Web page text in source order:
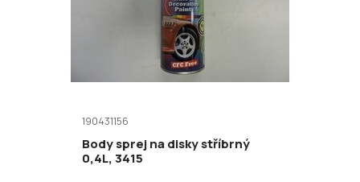
190431156
Body sprej na disky stříbrný
0,4L, 3415